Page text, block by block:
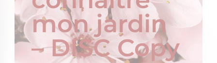
mon jardin
– DISC Copy